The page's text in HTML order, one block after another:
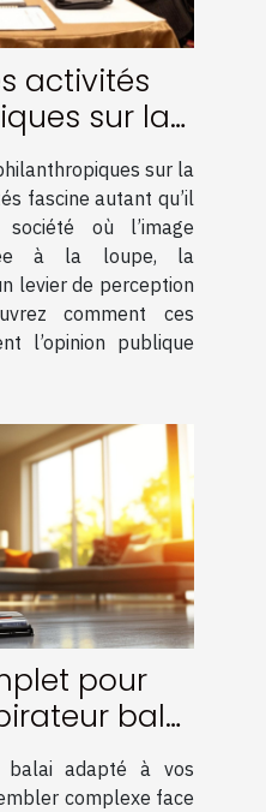
activités
sur la
célébrités
sur la
fascine autant qu’il
où l’image
à la loupe, la
levier de perception
comment ces
l’opinion publique
pour
balai
besoins
balai adapté à vos
complexe face